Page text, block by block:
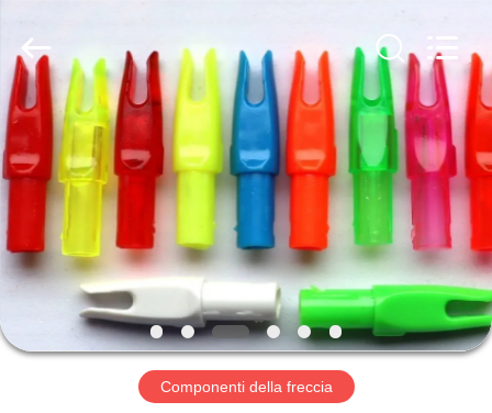
CASA
PRODOTTI
CIRCA
NOI
GIRO
Arrows.
Rights
Reserved.
Componenti della freccia